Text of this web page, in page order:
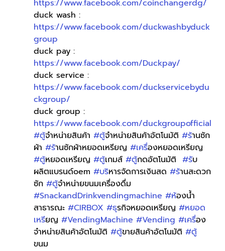
https://www.facebook.com/coinchangerdg/
duck wash :
https://www.facebook.com/duckwashbyduck
group
duck pay :
https://www.facebook.com/Duckpay/
duck service :
https://www.facebook.com/duckservicebydu
ckgroup/
duck group :
https://www.facebook.com/duckgroupofficial
#ตู้จำหน่ายสินค้า #ตู้จำหน่ายสินค้าอัตโนมัติ #ร้านซัก
ผ้า #ร้านซักผ้าหยอดเหรียญ #เครื่องหยอดเหรียญ
#ตู้หยอดเหรียญ #ตู้เกมส์ #ตู้กดอัตโนมัติ #รับ
ผลิตแบรนด์oem #บริหารจัดการเงินสด #ร้านสะดวก
ซัก #ตู้จำหน่ายขนมเครื่องดื่ม
#SnackandDrinkvendingmachine #ห้องน้ำ
สาธารณะ #CIRBOX #ธุรกิจหยอดเหรียญ #หยอด
เหรียญ #VendingMachine #Vending #เครื่อง
จำหน่ายสินค้าอัตโนมัติ #ตู้ขายสินค้าอัตโนมัติ #ตู้
ขนม